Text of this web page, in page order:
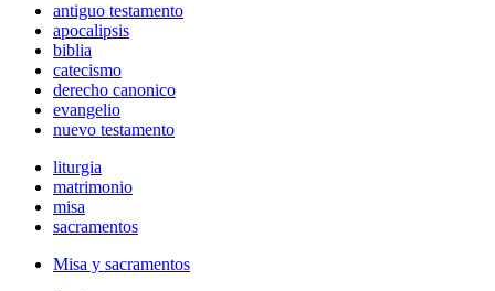
antiguo testamento
apocalipsis
biblia
catecismo
derecho canonico
evangelio
nuevo testamento
liturgia
matrimonio
misa
sacramentos
Misa y sacramentos